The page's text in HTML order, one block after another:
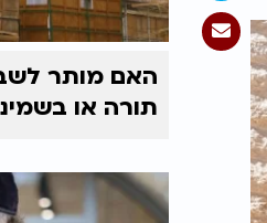
האם מותר
תורה או